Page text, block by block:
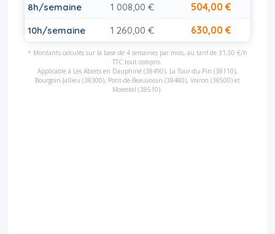
8h/semaine 1 008,00 € 504,00 €
10h/semaine 1 260,00 € 630,00 €
* Montants calculés sur la base de 4 semaines par mois, au tarif de 31,50 €/h
TTC tout compris.
Applicable à Les Abrets en Dauphiné (38490), La Tour-du-Pin (38110),
Bourgoin-Jallieu (38300), Pont-de-Beauvoisin (38480), Voiron (38500) et
Morestel (38510).